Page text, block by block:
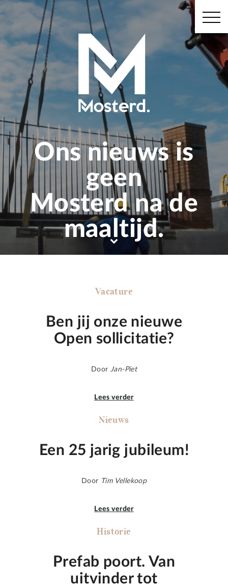
Ons nieuws is
geen
Mosterd na de
maaltijd.
Vacature
Ben jij onze nieuwe
Open sollicitatie?
Door Jan-Piet
Lees verder
Nieuws
Een 25 jarig jubileum!
Door Tim Vellekoop
Lees verder
Historie
Prefab poort. Van
uitvinder tot